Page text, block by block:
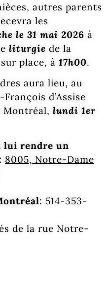
autres parents
les
le 31 mai 2026 à
liturgie de la
place, à 17h00.
aura lieu, au
d’Assise
Montréal, lundi 1er
lui rendre un
8005, Notre-Dame
: 514-353-
de la rue Notre-